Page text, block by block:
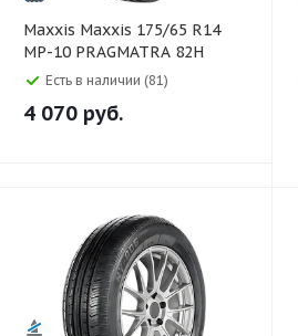
Maxxis Maxxis 175/65 R14
MP-10 PRAGMATRA 82H
Есть в наличии (81)
4 070 руб.